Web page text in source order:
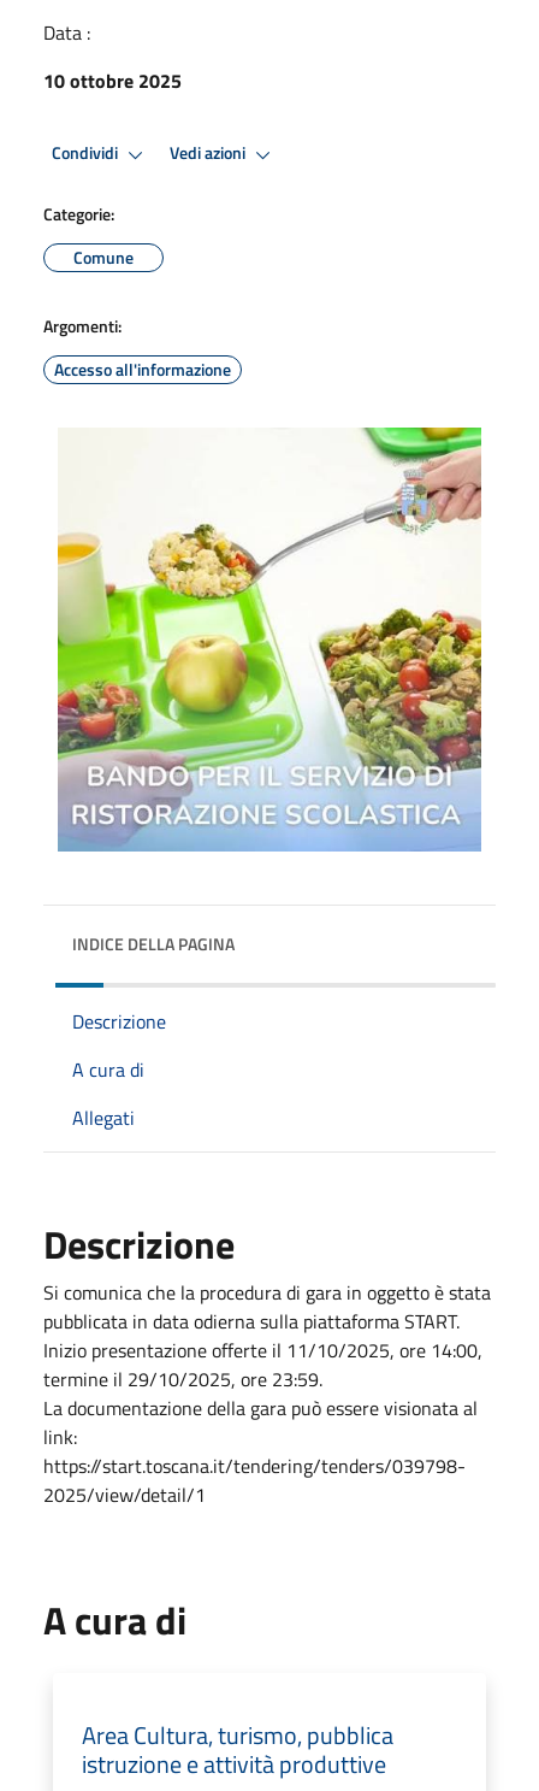
Data :
10 ottobre 2025
Condividi Vedi azioni
Categorie:
Comune
Argomenti:
Accesso all'informazione
INDICE DELLA PAGINA
Descrizione
A cura di
Allegati
Descrizione
Si comunica che la procedura di gara in oggetto è stata
pubblicata in data odierna sulla piattaforma START.
Inizio presentazione offerte il 11/10/2025, ore 14:00,
termine il 29/10/2025, ore 23:59.
La documentazione della gara può essere visionata al
link:
https://start.toscana.it/tendering/tenders/039798-
2025/view/detail/1
A cura di
Area Cultura, turismo, pubblica
istruzione e attività produttive